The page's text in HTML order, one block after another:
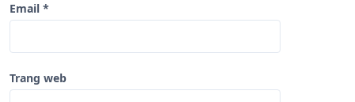
Email *
Trang web